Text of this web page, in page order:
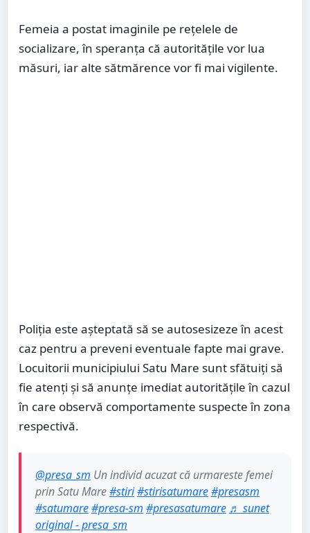
Femeia a postat imaginile pe rețelele de
socializare, în speranța că autoritățile vor lua
măsuri, iar alte sătmărence vor fi mai vigilente.
Poliția este așteptată să se autosesizeze în acest
caz pentru a preveni eventuale fapte mai grave.
Locuitorii municipiului Satu Mare sunt sfătuiți să
fie atenți și să anunțe imediat autoritățile în cazul
în care observă comportamente suspecte în zona
respectivă.
@presa_sm Un individ acuzat că urmareste femei
prin Satu Mare#stiri#stirisatumare#presasm
#satumare#presa-sm #presasatumare ♬ sunet
original - presa_sm